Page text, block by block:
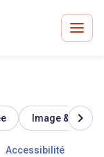
30 ans
Image &
Accessibilité
chevron_right